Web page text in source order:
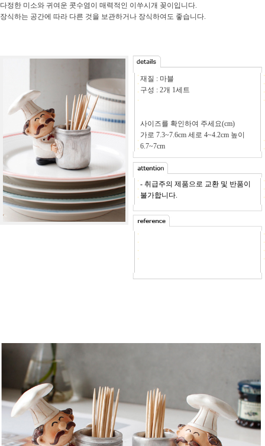
다정한 미소와 귀여운 콧수염이 매력적인 이쑤시개 꽂이입니다.
장식하는 공간에 따라 다른 것을 보관하거나 장식하여도 좋습니다.
재질 : 마블
구성 : 2개 1세트
사이즈를 확인하여 주세요(cm)
가로 7.3~7.6cm 세로 4~4.2cm 높이
6.7~7cm
- 취급주의 제품으로 교환 및 반품이
불가합니다.